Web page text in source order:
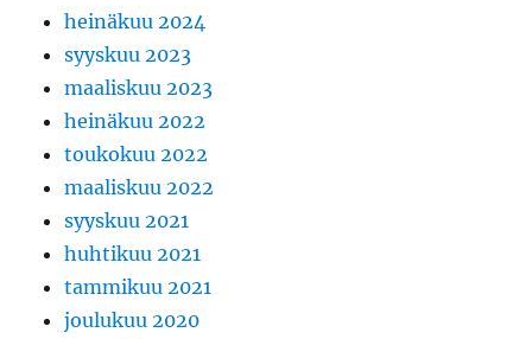
heinäkuu 2024
syyskuu 2023
maaliskuu 2023
heinäkuu 2022
toukokuu 2022
maaliskuu 2022
syyskuu 2021
huhtikuu 2021
tammikuu 2021
joulukuu 2020